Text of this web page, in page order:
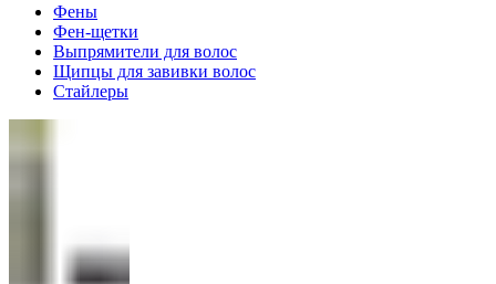
Фены
Фен-щетки
Выпрямители для волос
Щипцы для завивки волос
Стайлеры